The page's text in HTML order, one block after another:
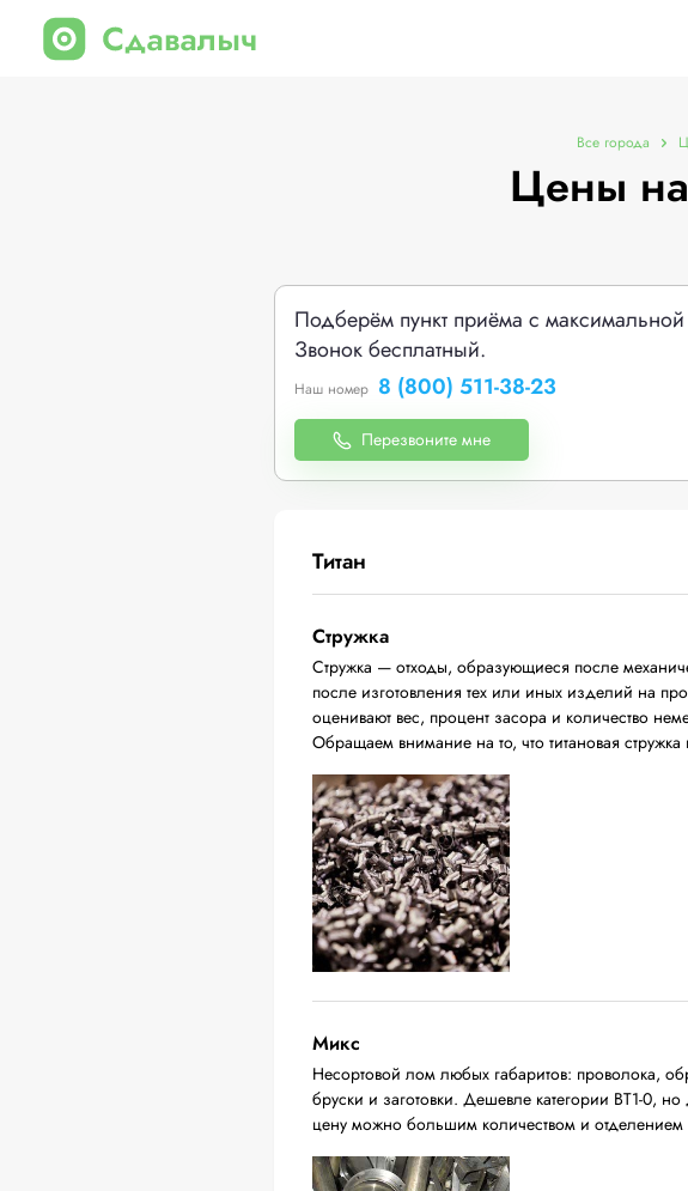
Все города
Цены на
Подберём пункт приёма с
Звонок бесплатный.
Наш номер 8 (800) 511-38-23
Перезвоните мне
Титан
Стружка
Стружка — отходы, образующиеся после
после изготовления тех или иных изделий на
оценивают вес, процент засора и количество
Обращаем внимание на то, что титановая
Микс
Несортовой лом любых габаритов: проволока,
бруски и заготовки. Дешевле категории ВТ1-0,
цену можно большим количеством и отделением